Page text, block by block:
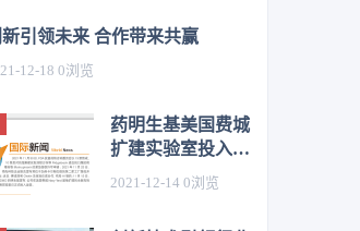
引领未来 合作带来共赢
12-18 0浏览
药明生基美国费城
扩建实验室投入运
营（国际新闻）
2021-12-14 0浏览